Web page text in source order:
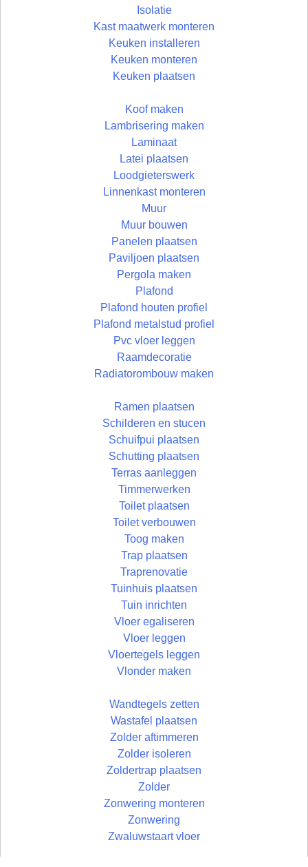
Isolatie
Kast maatwerk monteren
Keuken installeren
Keuken monteren
Keuken plaatsen
Koof maken
Lambrisering maken
Laminaat
Latei plaatsen
Loodgieterswerk
Linnenkast monteren
Muur
Muur bouwen
Panelen plaatsen
Paviljoen plaatsen
Pergola maken
Plafond
Plafond houten profiel
Plafond metalstud profiel
Pvc vloer leggen
Raamdecoratie
Radiatorombouw maken
Ramen plaatsen
Schilderen en stucen
Schuifpui plaatsen
Schutting plaatsen
Terras aanleggen
Timmerwerken
Toilet plaatsen
Toilet verbouwen
Toog maken
Trap plaatsen
Traprenovatie
Tuinhuis plaatsen
Tuin inrichten
Vloer egaliseren
Vloer leggen
Vloertegels leggen
Vlonder maken
Wandtegels zetten
Wastafel plaatsen
Zolder aftimmeren
Zolder isoleren
Zoldertrap plaatsen
Zolder
Zonwering monteren
Zonwering
Zwaluwstaart vloer